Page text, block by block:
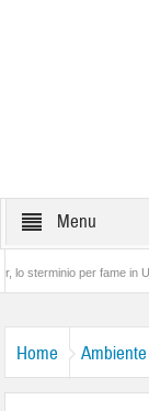
Menu
per fame in Ucraina
Home Ambiente